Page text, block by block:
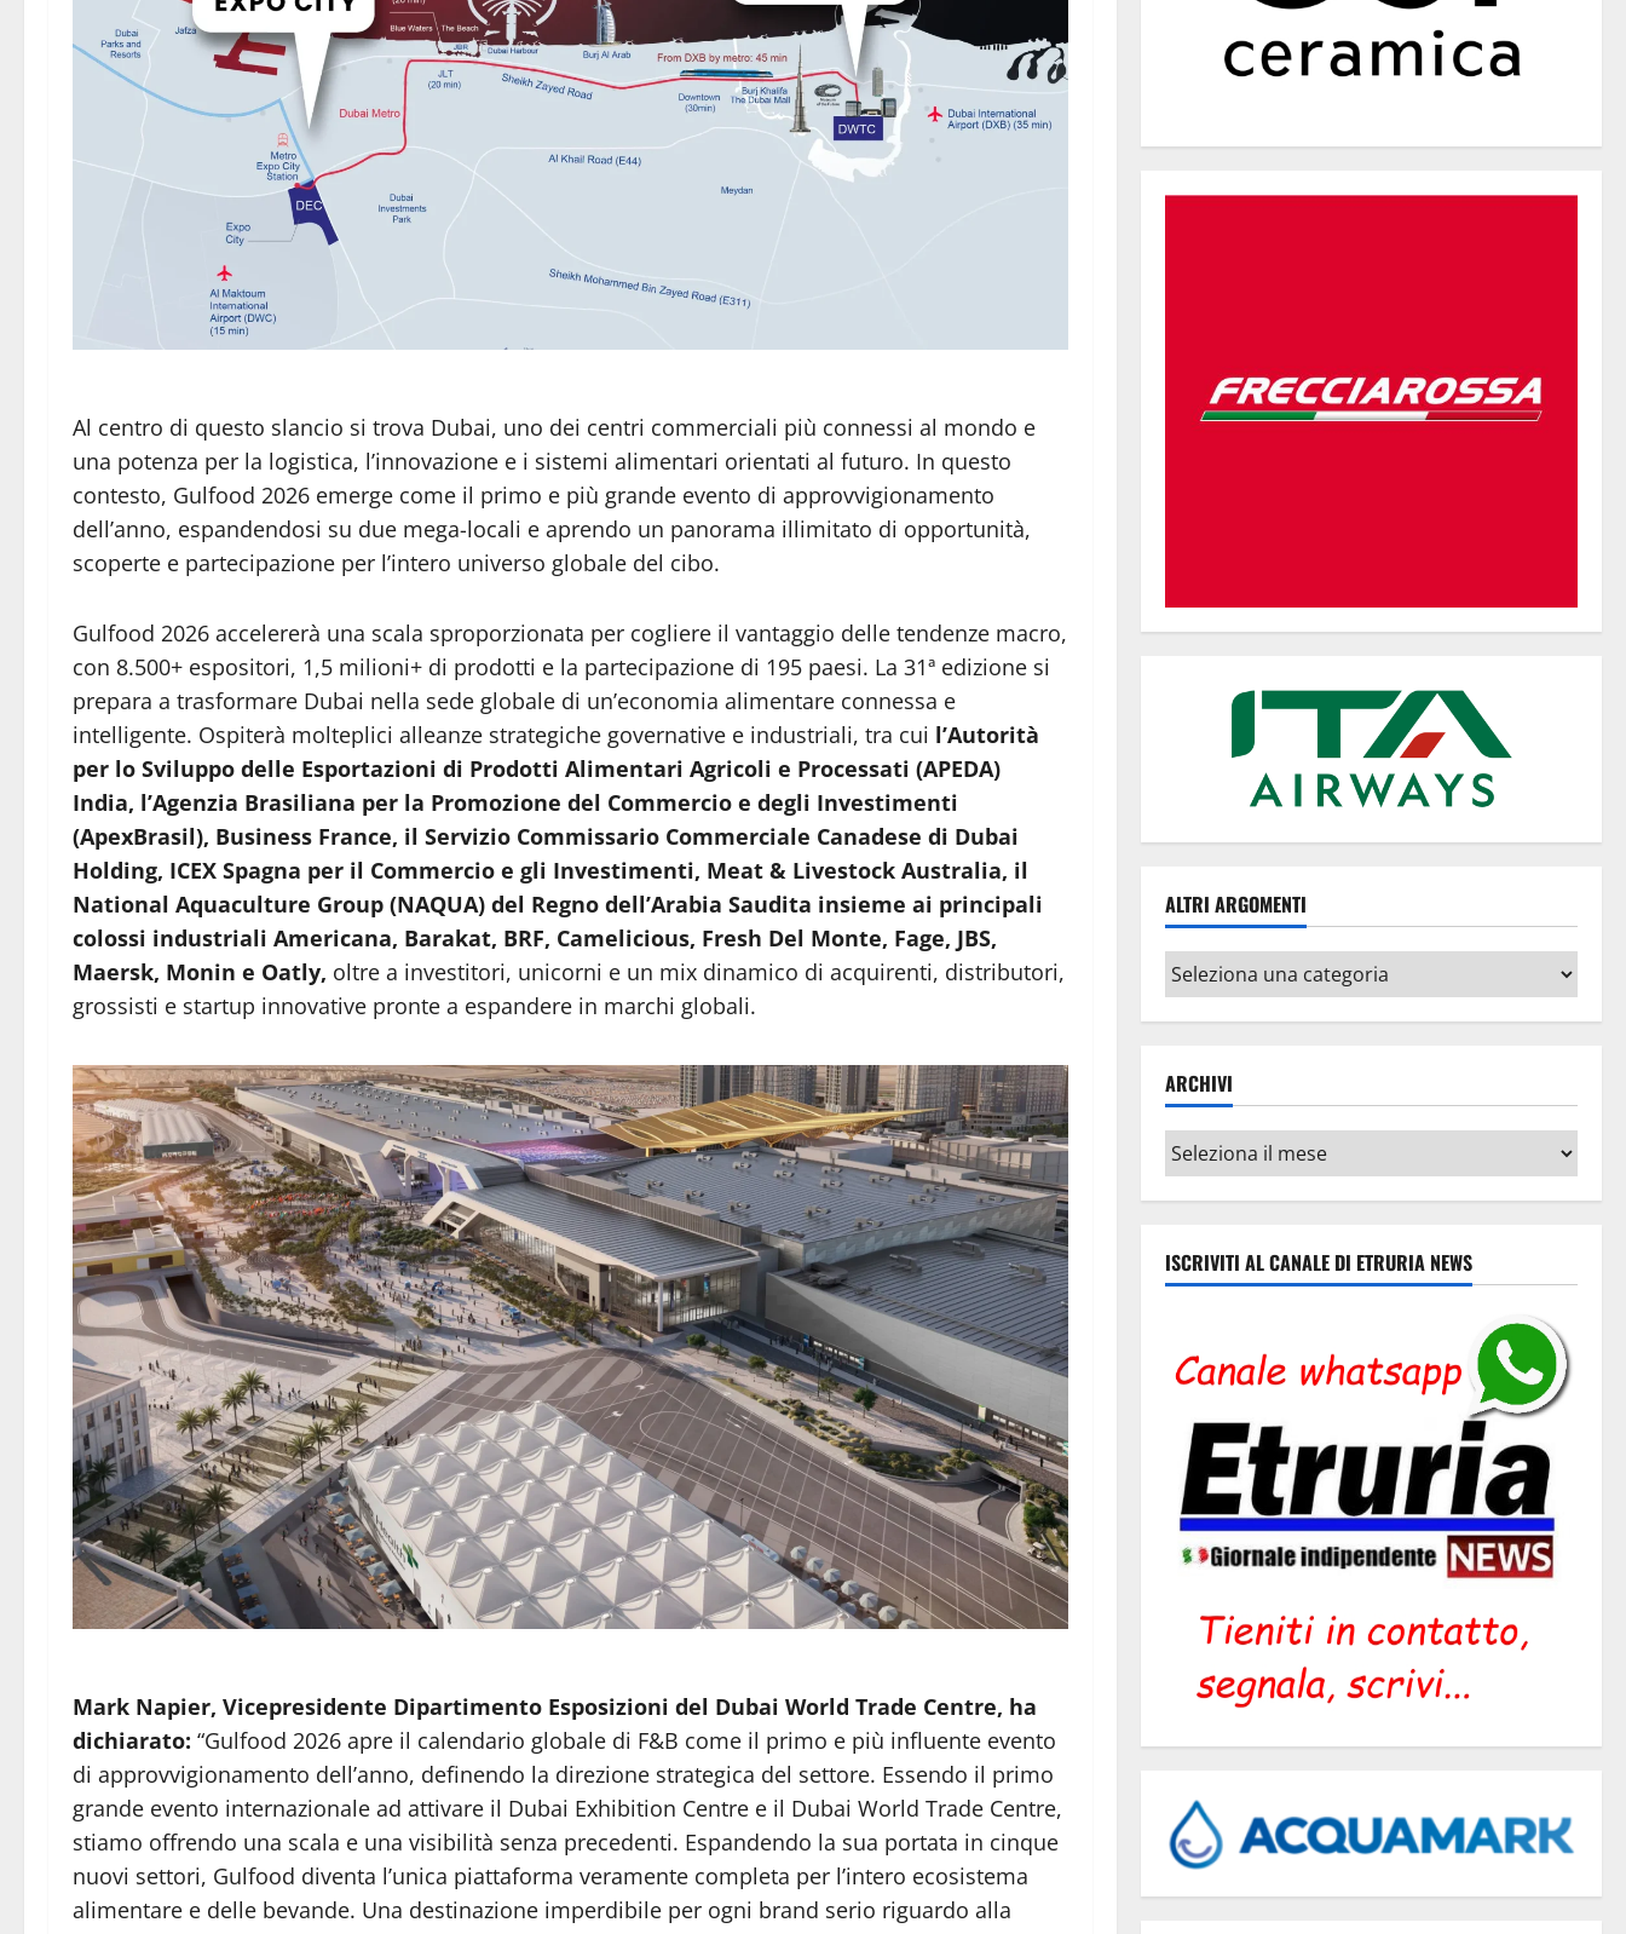
Al centro di questo slancio si trova Dubai, uno dei centri commerciali più connessi al mondo e
una potenza per la logistica, l’innovazione e i sistemi alimentari orientati al futuro. In questo
contesto, Gulfood 2026 emerge come il primo e più grande evento di approvvigionamento
dell’anno, espandendosi su due mega-locali e aprendo un panorama illimitato di opportunità,
scoperte e partecipazione per l’intero universo globale del cibo.
Gulfood 2026 accelererà una scala sproporzionata per cogliere il vantaggio delle tendenze macro,
con 8.500+ espositori, 1,5 milioni+ di prodotti e la partecipazione di 195 paesi. La 31ª edizione si
prepara a trasformare Dubai nella sede globale di un’economia alimentare connessa e
intelligente. Ospiterà molteplici alleanze strategiche governative e industriali, tra cui l’Autorità
per lo Sviluppo delle Esportazioni di Prodotti Alimentari Agricoli e Processati (APEDA)
India, l’Agenzia Brasiliana per la Promozione del Commercio e degli Investimenti
(ApexBrasil), Business France, il Servizio Commissario Commerciale Canadese di Dubai
Holding, ICEX Spagna per il Commercio e gli Investimenti, Meat & Livestock Australia, il
National Aquaculture Group (NAQUA) del Regno dell’Arabia Saudita insieme ai principali
colossi industriali Americana, Barakat, BRF, Camelicious, Fresh Del Monte, Fage, JBS,
Maersk, Monin e Oatly, oltre a investitori, unicorni e un mix dinamico di acquirenti, distributori,
grossisti e startup innovative pronte a espandere in marchi globali.
Mark Napier, Vicepresidente Dipartimento Esposizioni del Dubai World Trade Centre, ha
dichiarato: “Gulfood 2026 apre il calendario globale di F&B come il primo e più influente evento
di approvvigionamento dell’anno, definendo la direzione strategica del settore. Essendo il primo
grande evento internazionale ad attivare il Dubai Exhibition Centre e il Dubai World Trade Centre,
stiamo offrendo una scala e una visibilità senza precedenti. Espandendo la sua portata in cinque
nuovi settori, Gulfood diventa l’unica piattaforma veramente completa per l’intero ecosistema
alimentare e delle bevande. Una destinazione imperdibile per ogni brand serio riguardo alla
ALTRI ARGOMENTI
Altri
argomenti
ARCHIVI
Archivi
ISCRIVITI AL CANALE DI ETRURIA NEWS